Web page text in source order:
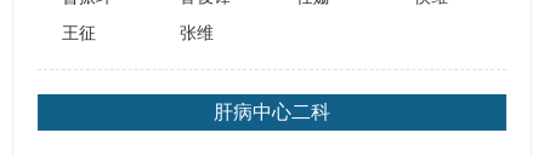
王征
张维
肝病中心二科